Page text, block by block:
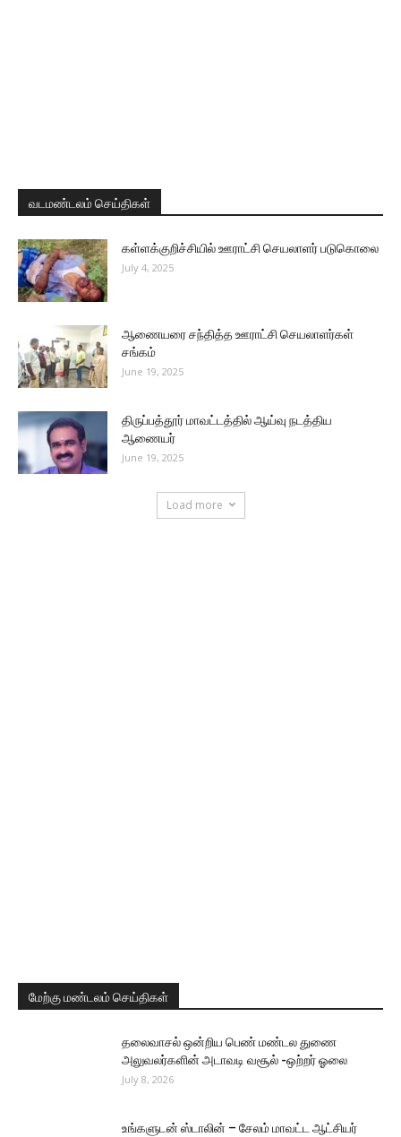
வடமண்டலம் செய்திகள்
கள்ளக்குறிச்சியில் ஊராட்சி செயலாளர் படுகொலை
July 4, 2025
ஆணையரை சந்தித்த ஊராட்சி செயலாளர்கள்
சங்கம்
June 19, 2025
திருப்பத்தூர் மாவட்டத்தில் ஆய்வு நடத்திய
ஆணையர்
June 19, 2025
Load more
மேற்கு மண்டலம் செய்திகள்
தலைவாசல் ஒன்றிய பெண் மண்டல துணை
அலுவலர்களின் அடாவடி வசூல் -ஒற்றர் ஓலை
July 8, 2026
உங்களுடன் ஸ்டாலின் – சேலம் மாவட்ட ஆட்சியர்